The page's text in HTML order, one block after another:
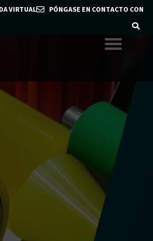
VIRTUAL PÓNGASE EN CONTACTO CON